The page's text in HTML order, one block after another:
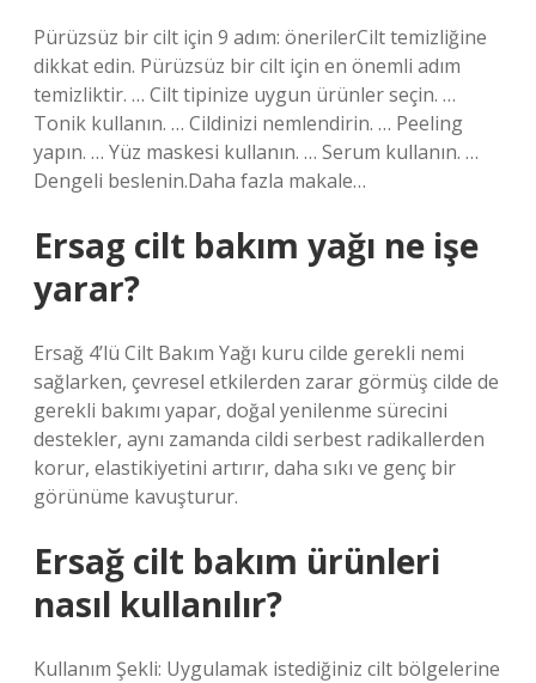
Pürüzsüz bir cilt için 9 adım: önerilerCilt temizliğine
dikkat edin. Pürüzsüz bir cilt için en önemli adım
temizliktir. … Cilt tipinize uygun ürünler seçin. …
Tonik kullanın. … Cildinizi nemlendirin. … Peeling
yapın. … Yüz maskesi kullanın. … Serum kullanın. …
Dengeli beslenin.Daha fazla makale…
Ersag cilt bakım yağı ne işe
yarar?
Ersağ 4’lü Cilt Bakım Yağı kuru cilde gerekli nemi
sağlarken, çevresel etkilerden zarar görmüş cilde de
gerekli bakımı yapar, doğal yenilenme sürecini
destekler, aynı zamanda cildi serbest radikallerden
korur, elastikiyetini artırır, daha sıkı ve genç bir
görünüme kavuşturur.
Ersağ cilt bakım ürünleri
nasıl kullanılır?
Kullanım Şekli: Uygulamak istediğiniz cilt bölgelerine